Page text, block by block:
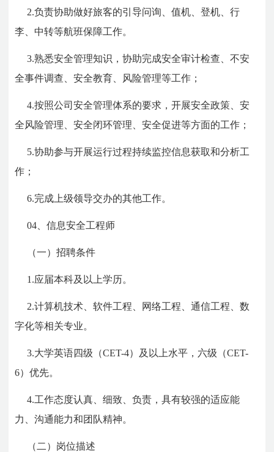
2.负责协助做好旅客的引导问询、值机、登机、行
李、中转等航班保障工作。
3.熟悉安全管理知识，协助完成安全审计检查、不安
全事件调查、安全教育、风险管理等工作；
4.按照公司安全管理体系的要求，开展安全政策、安
全风险管理、安全闭环管理、安全促进等方面的工作；
5.协助参与开展运行过程持续监控信息获取和分析工
作；
6.完成上级领导交办的其他工作。
04、信息安全工程师
（一）招聘条件
1.应届本科及以上学历。
2.计算机技术、软件工程、网络工程、通信工程、数
字化等相关专业。
3.大学英语四级（CET-4）及以上水平，六级（CET-
6）优先。
4.工作态度认真、细致、负责，具有较强的适应能
力、沟通能力和团队精神。
（二）岗位描述